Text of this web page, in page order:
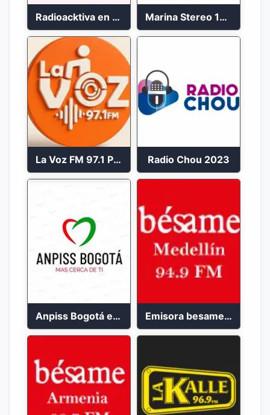
Radioacktiva en vivo 97.9 FM Marina Stereo 102.1 FM
La Voz FM 97.1 Popayán en Vivo Radio Chou 2023
Anpiss Bogotá emisora 2023 Emisora besame medellín 2023